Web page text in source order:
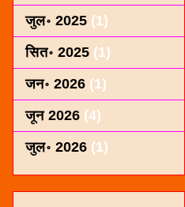
जुल॰ 2025 (1)
सित॰ 2025 (1)
जन॰ 2026 (1)
जून 2026 (4)
जुल॰ 2026 (1)